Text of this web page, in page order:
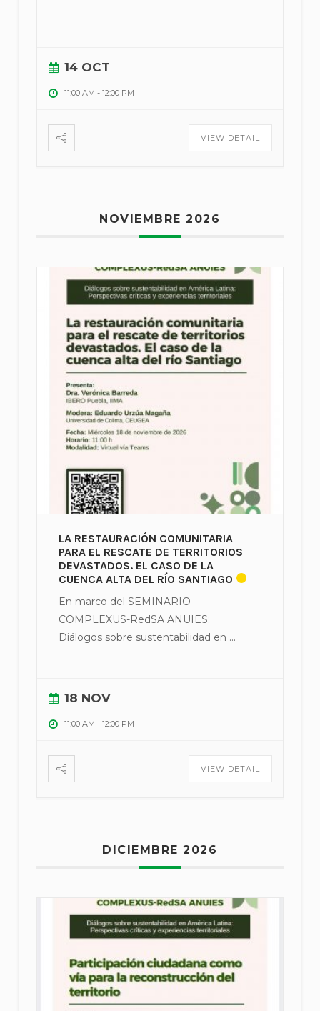
14 OCT
11:00 AM - 12:00 PM
VIEW DETAIL
NOVIEMBRE 2026
LA RESTAURACIÓN COMUNITARIA
PARA EL RESCATE DE TERRITORIOS
DEVASTADOS. EL CASO DE LA
CUENCA ALTA DEL RÍO SANTIAGO
En marco del SEMINARIO
COMPLEXUS-RedSA ANUIES:
Diálogos sobre sustentabilidad en ...
18 NOV
11:00 AM - 12:00 PM
VIEW DETAIL
DICIEMBRE 2026